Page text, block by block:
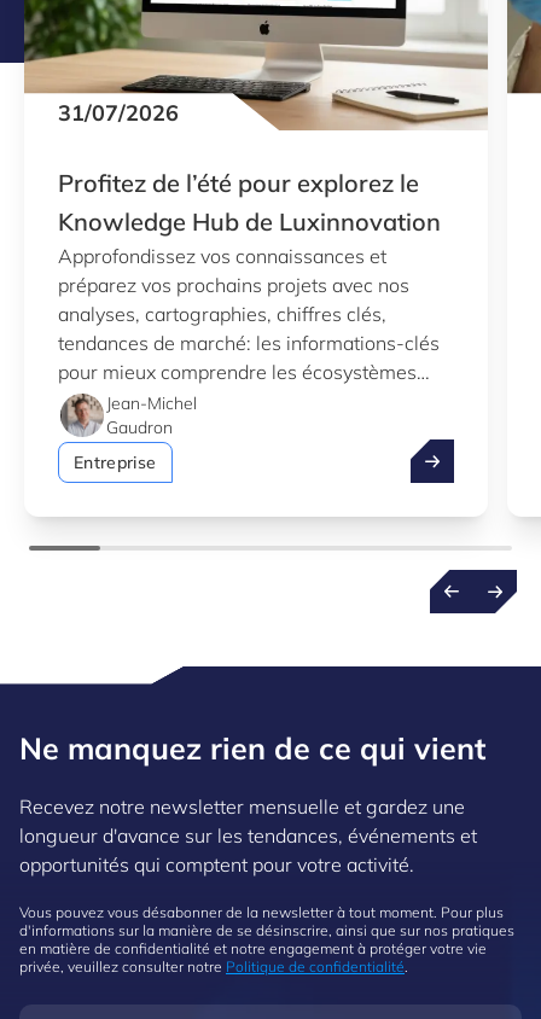
31/07/2026
Profitez de l’été pour explorez le
Knowledge Hub de Luxinnovation
Approfondissez vos connaissances et
préparez vos prochains projets avec nos
analyses, cartographies, chiffres clés,
tendances de marché: les informations-clés
pour mieux comprendre les écosystèmes
d’innovation au Luxembourg.
Jean-Michel
Gaudron
Entreprise
Profitez de
Ne manquez rien de ce qui vient
Recevez notre newsletter mensuelle et gardez une
longueur d'avance sur les tendances, événements et
opportunités qui comptent pour votre activité.
Vous pouvez vous désabonner de la newsletter à tout moment. Pour plus
d'informations sur la manière de se désinscrire, ainsi que sur nos pratiques
en matière de confidentialité et notre engagement à protéger votre vie
privée, veuillez consulter notre Politique de confidentialité.